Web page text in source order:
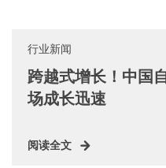
行业新闻
跨越式增长！中国
场成长迅速
阅读全文